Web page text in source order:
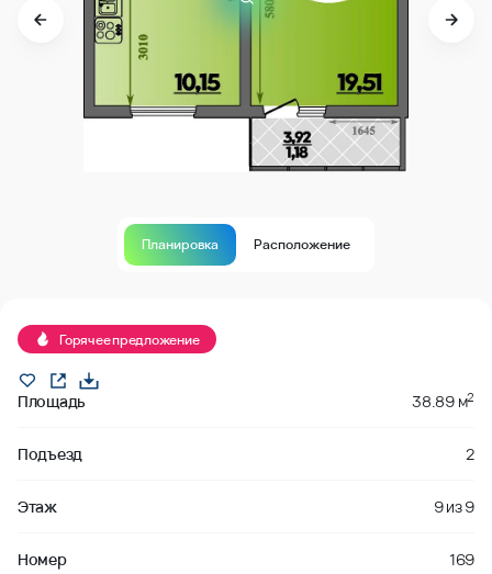
Планировка Расположение
Горячее предложение
Площадь 38.89 м2
Подъезд 2
Этаж 9из9
Номер 169